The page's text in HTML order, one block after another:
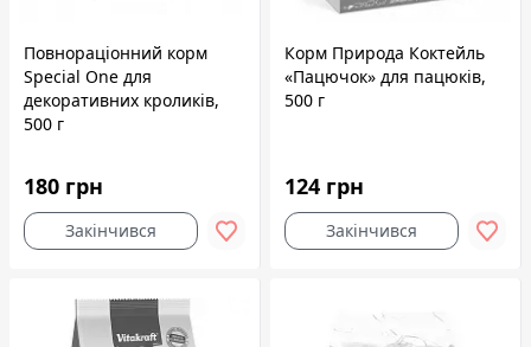
Повнораціонний корм
Speciаl One для
декоративних кроликів,
500 г
180 грн
Закінчився
Корм Природа Коктейль
«Пацючок» для пацюків,
500 г
124 грн
Закінчився